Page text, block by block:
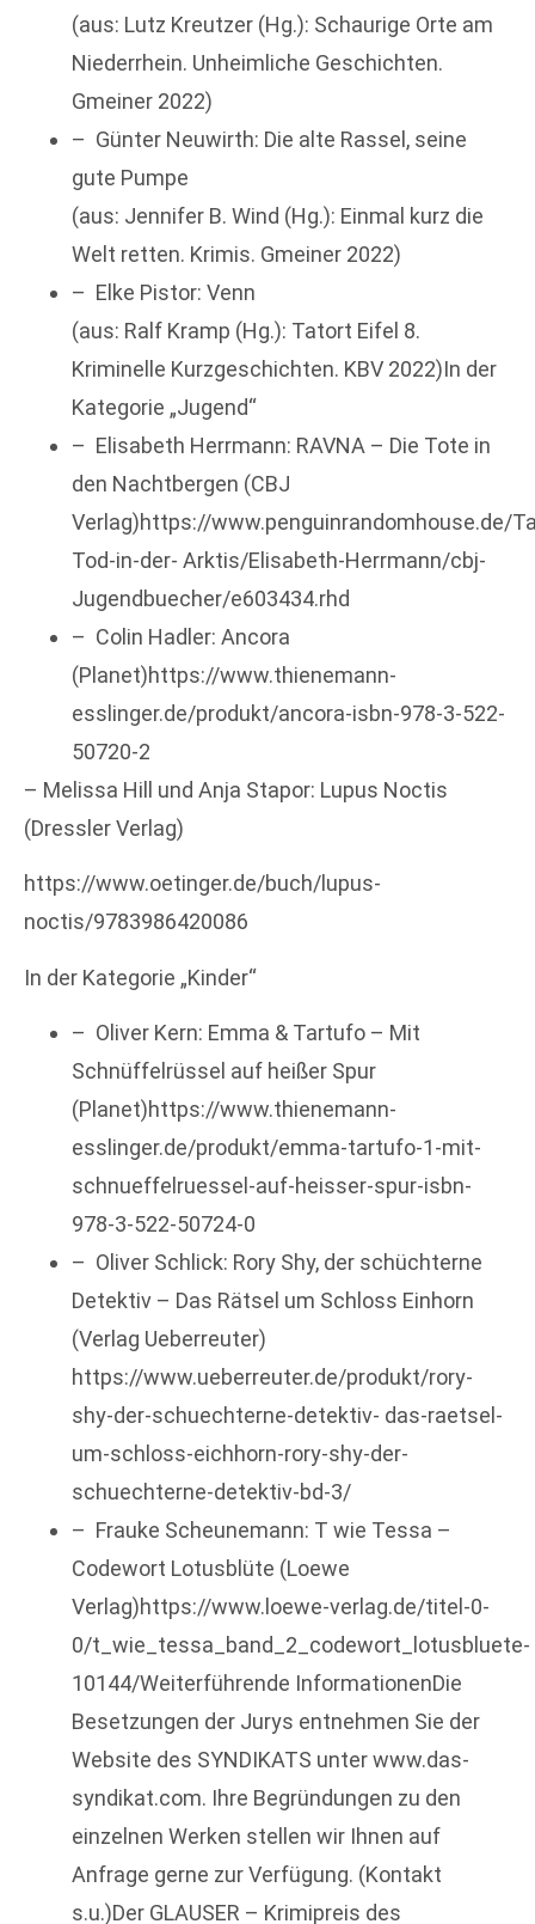
(aus: Lutz Kreutzer (Hg.): Schaurige Orte am
Niederrhein. Unheimliche Geschichten.
Gmeiner 2022)
– Günter Neuwirth: Die alte Rassel, seine
gute Pumpe
(aus: Jennifer B. Wind (Hg.): Einmal kurz die
Welt retten. Krimis. Gmeiner 2022)
– Elke Pistor: Venn
(aus: Ralf Kramp (Hg.): Tatort Eifel 8.
Kriminelle Kurzgeschichten. KBV 2022)In der
Kategorie „Jugend“
– Elisabeth Herrmann: RAVNA – Die Tote in
den Nachtbergen (CBJ
Verlag)https://www.penguinrandomhouse.de/
Tod-in-der- Arktis/Elisabeth-Herrmann/cbj-
Jugendbuecher/e603434.rhd
– Colin Hadler: Ancora
(Planet)https://www.thienemann-
esslinger.de/produkt/ancora-isbn-978-3-522-
50720-2
– Melissa Hill und Anja Stapor: Lupus Noctis
(Dressler Verlag)
https://www.oetinger.de/buch/lupus-
noctis/9783986420086
In der Kategorie „Kinder“
– Oliver Kern: Emma & Tartufo – Mit
Schnüffelrüssel auf heißer Spur
(Planet)https://www.thienemann-
esslinger.de/produkt/emma-tartufo-1-mit-
schnueffelruessel-auf-heisser-spur-isbn-
978-3-522-50724-0
– Oliver Schlick: Rory Shy, der schüchterne
Detektiv – Das Rätsel um Schloss Einhorn
(Verlag Ueberreuter)
https://www.ueberreuter.de/produkt/rory-
shy-der-schuechterne-detektiv- das-raetsel-
um-schloss-eichhorn-rory-shy-der-
schuechterne-detektiv-bd-3/
– Frauke Scheunemann: T wie Tessa –
Codewort Lotusblüte (Loewe
Verlag)https://www.loewe-verlag.de/titel-0-
0/t_wie_tessa_band_2_codewort_lotusbluete-
10144/Weiterführende InformationenDie
Besetzungen der Jurys entnehmen Sie der
Website des SYNDIKATS unter www.das-
syndikat.com. Ihre Begründungen zu den
einzelnen Werken stellen wir Ihnen auf
Anfrage gerne zur Verfügung. (Kontakt
s.u.)Der GLAUSER – Krimipreis des